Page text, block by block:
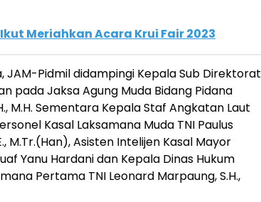
Ikut Meriahkan Acara Krui Fair 2023
JAM-Pidmil didampingi Kepala Sub Direktorat
pada Jaksa Agung Muda Bidang Pidana
M.H. Sementara Kepala Staf Angkatan Laut
Kasal Laksamana Muda TNI Paulus
M.Tr.(Han), Asisten Intelijen Kasal Mayor
Yanu Hardani dan Kepala Dinas Hukum
Pertama TNI Leonard Marpaung, S.H.,